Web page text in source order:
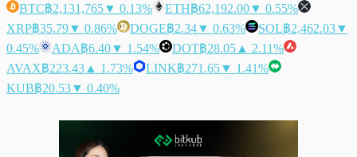
BTC฿2,131,765▼ 0.13% ETH฿62,192.00▼ 0.55%
XRP฿35.79▼ 0.86% DOGE฿2.34▼ 0.63% SOL฿2,462.03▼
0.45%
ADA฿6.40▼ 1.54% DOT฿28.05 ▲ 2.11%
AVAX฿223.43 ▲ 1.73% LINK฿271.65▼ 1.41%
KUB฿20.53▼ 0.40%